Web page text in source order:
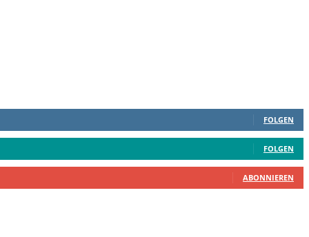
FOLGEN
FOLGEN
ABONNIEREN